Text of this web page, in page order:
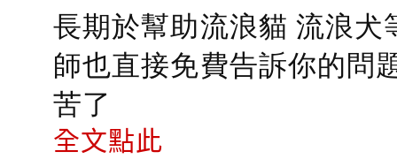
長期於幫助流浪貓 流浪
師也直接免費告訴你的問
苦了
全文點此